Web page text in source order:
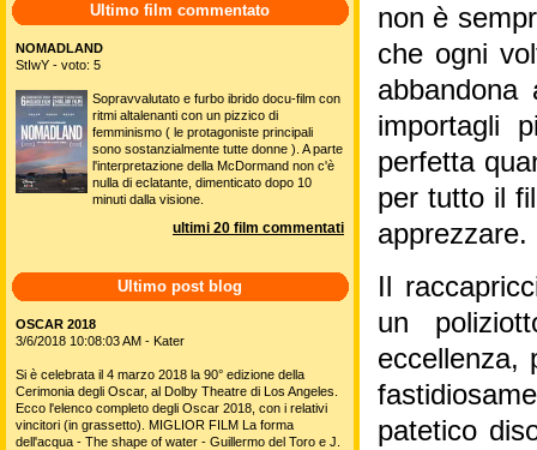
non è
che ogni
importagli
perfetta
per tutto il
apprezzare.
Il
un
eccellenza,
patetico
Ultimo film commentato
NOMADLAND
StIwY - voto: 5
Sopravvalutato e furbo ibrido docu-film con
ritmi altalenanti con un pizzico di
femminismo ( le protagoniste principali
sono sostanzialmente tutte donne ). A parte
l'interpretazione della McDormand non c'è
nulla di eclatante, dimenticato dopo 10
minuti dalla visione.
ultimi 20 film commentati
Ultimo post blog
OSCAR 2018
3/6/2018 10:08:03 AM - Kater
Si è celebrata il 4 marzo 2018 la 90° edizione della
Cerimonia degli Oscar, al Dolby Theatre di Los Angeles.
Ecco l'elenco completo degli Oscar 2018, con i relativi
vincitori (in grassetto). MIGLIOR FILM La forma
dell'acqua - The shape of water - Guillermo del Toro e J.